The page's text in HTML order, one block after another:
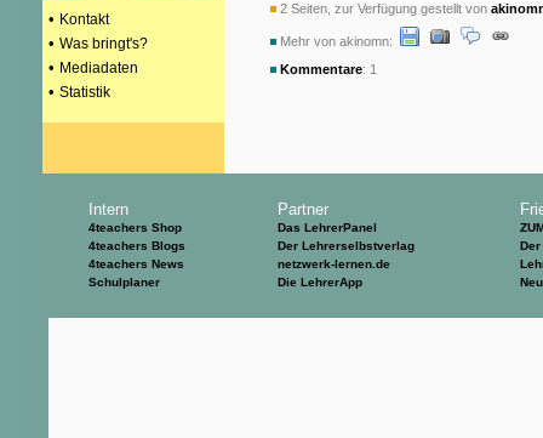
• Kontakt
• Was bringt's?
• Mediadaten
• Statistik
2 Seiten, zur Verfügung gestellt von
Mehr von akinomn:
Kommentare: 1
Intern
4teachers Shop
4teachers Blogs
4teachers News
Schulplaner
Partner
Das LehrerPanel
Der Lehrerselbstverlag
netzwerk-lernen.de
Die LehrerApp